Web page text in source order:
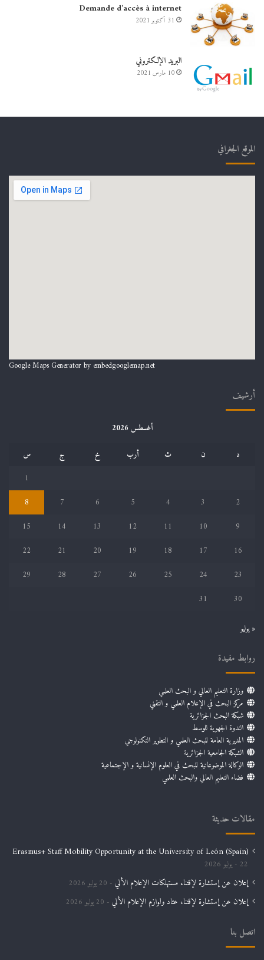
Demande d’accès à internet
31 أكتوبر 2021
البريد الإلكتروني
10 مارس 2021
الموقع الجغرافي
Google Maps Generator by embedgooglemap.net
أرشيف
أغسطس 2026
د
ن ث أرب خ ج
س
1
2
3
4
5
6
7
8
9
10
11
12
13
14
15
16
17
18
19
20
21
22
23
24
25
26
27
28
29
30
31
« يوليو
روابط مفيدة
وزارة التعليم العالي و البحث العلمي
مركز البحث في الإعلام العلمي و التقني
شبكة البحث الجزائرية
الندوة الجهوية للوسط
المديرية العامة للبحث العلمي و التطوير التكنولوجي
الشبكة الجامعية الجزائرية
الوكالة الموضوعاتية للبحث في العلوم الإنسانية و الإجتماعية
فضاء التعليم العالي والبحث العلمي
مقالات حديثة
Erasmus+ Staff Mobility Opportunity at the University of León (Spain)
22 يوليو 2026
إعلان عن إستشارة لإقتناء مستهلكات الإعلام الألي 20 يوليو 2026
إعلان عن إستشارة لإقتناء عتاد ولوازم الإعلام الألي 20 يوليو 2026
اتصل بنا